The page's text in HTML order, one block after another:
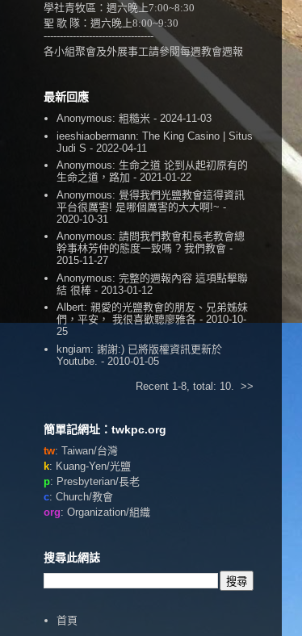
學社青牧區：週六晚上7:00~8:30
聖 歌 隊： 週六晚上8:00~9:30
----------------------------------
各小組聚會及外展事工請參閱每週教會週報
最新回應
Anonymous:粗糙米 - 2024-11-03
ieeshiaobermann:The King Casino | Situs
Judi S - 2022-04-11
Anonymous: 生命之道 论到从起初原有的
生命之道，路加 - 2021-01-22
Anonymous: 覺得我們光鹽教會這得資訊
平台很厲害! 是哪個厲害的大大啊!~ -
2020-10-31
Anonymous:請問我們教會和長老教會總
幹事林芳仲的態度一致嗎 ? 我們教會 -
2015-11-27
Anonymous:完整的週報內容 這項點擊聯
結 很棒- 2013-01-12
Albert:親愛的光鹽教會的朋友、兄弟姊妹
們，平安， 我很喜歡聽廖雅各 - 2010-10-
25
kngiam:謝謝:) 已將版權資訊更新於
Youtube. - 2010-01-05
Recent 1-8, total: 10. >>
簡單記網址：twkpc.org
tw: Taiwan/台灣
k: Kuang-Yen/光鹽
p: Presbyterian/長老
c: Church/教會
org: Organization/組織
搜尋此網誌
首頁